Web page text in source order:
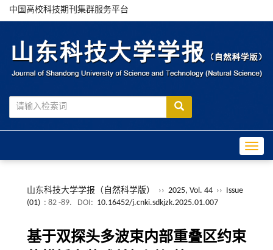
中国高校科技期刊集群服务平台
山东科技大学学报（自然科学版） ›› 2025, Vol. 44 ›› Issue
(01) : 82 -89. DOI: 10.16452/j.cnki.sdkjzk.2025.01.007
基于双探头多波束内部重叠区约束